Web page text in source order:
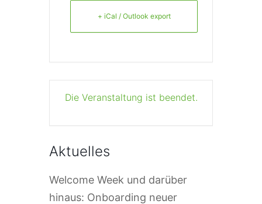
+ iCal / Outlook export
Die Veranstaltung ist beendet.
Aktuelles
Welcome Week und darüber
hinaus: Onboarding neuer